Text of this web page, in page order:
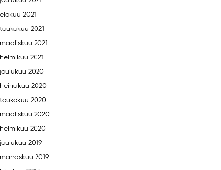
elokuu 2021
toukokuu 2021
maaliskuu 2021
helmikuu 2021
joulukuu 2020
heinäkuu 2020
toukokuu 2020
maaliskuu 2020
helmikuu 2020
joulukuu 2019
marraskuu 2019